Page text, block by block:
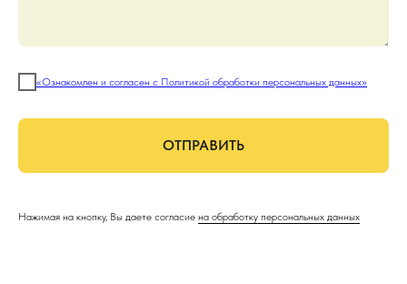
«Ознакомлен и согласен с Политикой обработки персональных данных»
ОТПРАВИТЬ
Нажимая на кнопку, Вы даете согласие на обработку персональных данных